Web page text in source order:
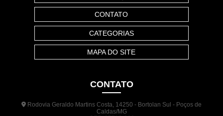
CONTATO
CATEGORIAS
MAPA DO SITE
CONTATO
Rodovia Geraldo Martins Costa, 14250 - Bortolan Sul - Poços de
Caldas/MG